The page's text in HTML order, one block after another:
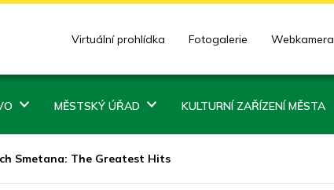
Virtuální prohlídka Fotogalerie Webkamera
MĚSTSKÝ ÚŘAD KULTURNÍ ZAŘÍZENÍ MĚSTA
Smetana: The Greatest Hits